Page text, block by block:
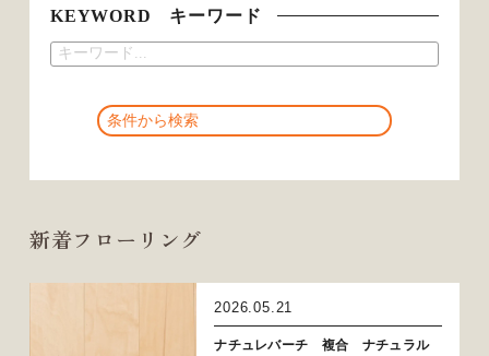
KEYWORD キーワード
新着フローリング
2026.05.21
ナチュレバーチ 複合 ナチュラル